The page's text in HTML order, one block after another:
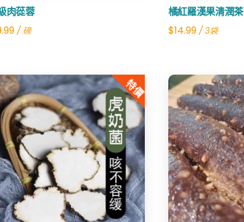
肉蓯蓉
/ 磅
橘紅羅漢果清潤茶
$14.99/ 3袋
特價
Share Share